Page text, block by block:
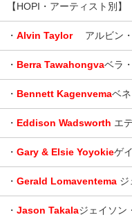
【HOPI・アーティスト別】
・ Alvin Taylor アルビン
・ Berra Tawahongvaベラ
・ Bennett Kagenvemaベ
・ Eddison Wadsworth エ
・ Gary & Elsie Yoyokieゲ
・ Gerald Lomaventema ジ
・ Jason Takalaジェイソン